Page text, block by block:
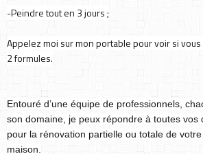
-Peindre tout en 3 jours ;
Appelez moi sur mon portable pour voir si vous
2 formules.
Entouré d’une équipe de professionnels,
son domaine, je peux répondre à toutes vos
pour la rénovation partielle ou totale de
maison.